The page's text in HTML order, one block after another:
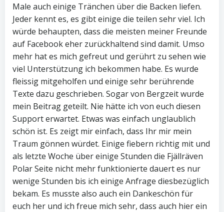
Male auch einige Tränchen über die Backen liefen.
Jeder kennt es, es gibt einige die teilen sehr viel. Ich
würde behaupten, dass die meisten meiner Freunde
auf Facebook eher zurückhaltend sind damit. Umso
mehr hat es mich gefreut und gerührt zu sehen wie
viel Unterstützung ich bekommen habe. Es wurde
fleissig mitgeholfen und einige sehr berührende
Texte dazu geschrieben. Sogar von Bergzeit wurde
mein Beitrag geteilt. Nie hätte ich von euch diesen
Support erwartet. Etwas was einfach unglaublich
schön ist. Es zeigt mir einfach, dass Ihr mir mein
Traum gönnen würdet. Einige fiebern richtig mit und
als letzte Woche über einige Stunden die Fjällräven
Polar Seite nicht mehr funktionierte dauert es nur
wenige Stunden bis ich einige Anfrage diesbezüglich
bekam. Es musste also auch ein Dankeschön für
euch her und ich freue mich sehr, dass auch hier ein